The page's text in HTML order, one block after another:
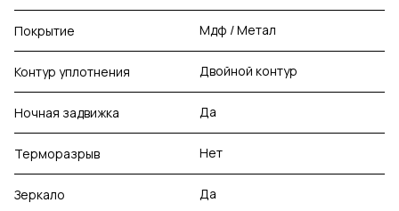
Покрытие Мдф / Метал
Контур уплотнения Двойной контур
Ночная задвижка Да
Терморазрыв Нет
Зеркало Да